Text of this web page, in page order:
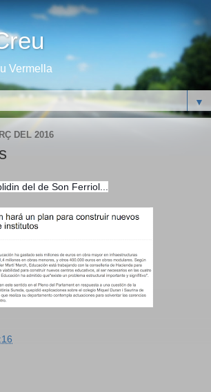
Vermella
▼
DEL 2016
del de Son Ferriol...